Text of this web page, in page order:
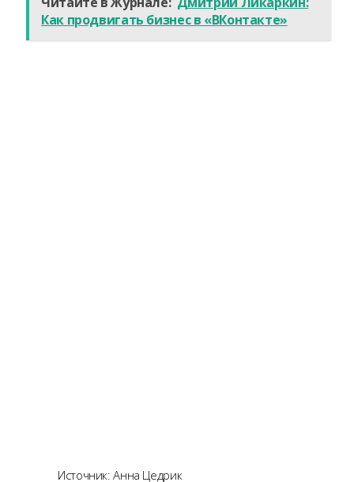
Как продвигать бизнес в «ВКонтакте»
Источник: Анна Цедрик